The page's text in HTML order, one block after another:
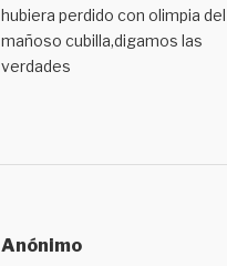
hubiera perdido con olimpia del
mañoso cubilla,digamos las
verdades
Anónimo